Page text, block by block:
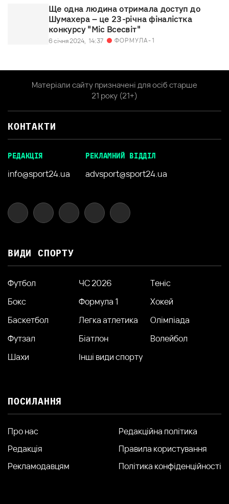
Ще одна людина отримала доступ до
Шумахера – це 23-річна фіналістка
конкурсу "Міс Всесвіт"
6 січня 2024, 14:37 ФОРМУЛА-1
Матеріали сайту призначені для осіб старше
21 року (21+)
КОНТАКТИ
РЕДАКЦІЯ
info@sport24.ua
РЕКЛАМНИЙ ВІДДІЛ
advsport@sport24.ua
ВИДИ СПОРТУ
Футбол ЧС 2026
Теніс
Бокс
Формула 1
Хокей
Баскетбол
Легка атлетика
Олімпіада
Футзал
Біатлон
Волейбол
Шахи
Інші види спорту
ПОСИЛАННЯ
Про нас
Редакція
Рекламодавцям
Редакційна політика
Правила користування
Політика конфіденційності